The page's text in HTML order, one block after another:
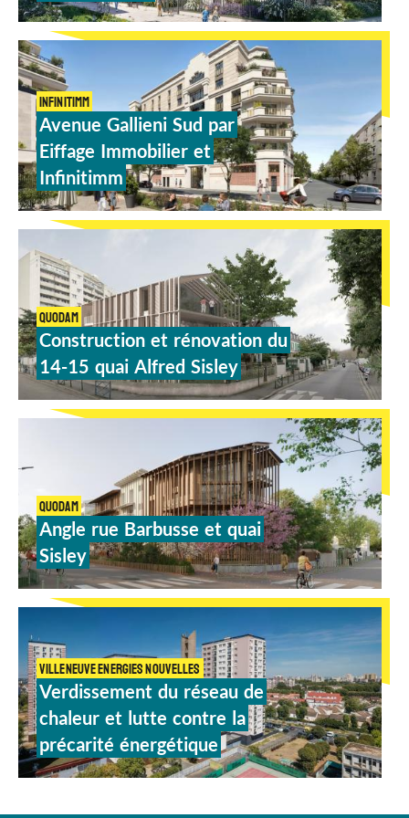
INFINITIMM
Avenue Gallieni Sud par
Eiffage Immobilier et
Infinitimm
QUODAM
Construction et rénovation du
14-15 quai Alfred Sisley
QUODAM
Angle rue Barbusse et quai
Sisley
VILLENEUVE ENERGIES NOUVELLES
Verdissement du réseau de
chaleur et lutte contre la
précarité énergétique